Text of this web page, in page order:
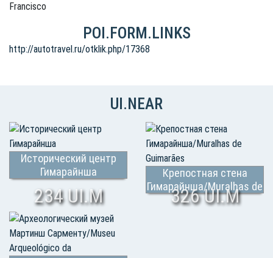
Francisco
POI.FORM.LINKS
http://autotravel.ru/otklik.php/17368
UI.NEAR
Исторический центр
Гимарайнша
234 UI.M
Крепостная стена
Гимарайнша/Muralhas de
Guimarães
326 UI.M